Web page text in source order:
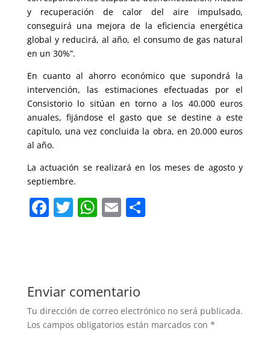
y recuperación de calor del aire impulsado,
conseguirá una mejora de la eficiencia energética
global y reducirá, al año, el consumo de gas natural
en un 30%”.
En cuanto al ahorro económico que supondrá la
intervención, las estimaciones efectuadas por el
Consistorio lo sitúan en torno a los 40.000 euros
anuales, fijándose el gasto que se destine a este
capítulo, una vez concluida la obra, en 20.000 euros
al año.
La actuación se realizará en los meses de agosto y
septiembre.
F
b
o
o
T W
A
p
p
E C
tir
Enviar comentario
Tu dirección de correo electrónico no será publicada.
Los campos obligatorios están marcados con *